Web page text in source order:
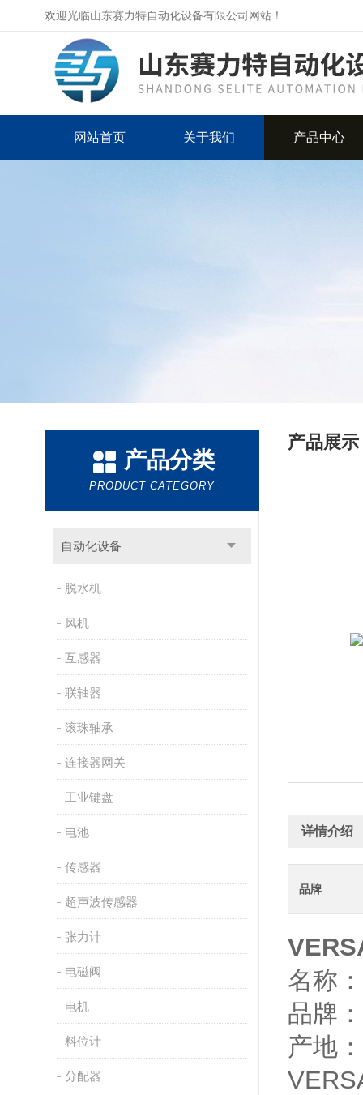
欢迎光临山东赛力特自动化设备有限公司网站！
网站首页 关于我们 产品中心
产品分类
PRODUCT CATEGORY
自动化设备
脱水机
风机
互感器
联轴器
滚珠轴承
连接器网关
工业键盘
电池
传感器
超声波传感器
张力计
电磁阀
电机
料位计
分配器
产品展示
详情介绍
品牌
名称
品牌
产地